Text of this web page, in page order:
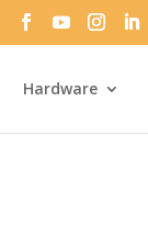
Hardware